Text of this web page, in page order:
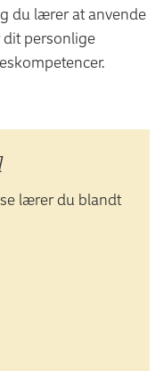
du lærer at anvende
dit personlige
lærer du blandt